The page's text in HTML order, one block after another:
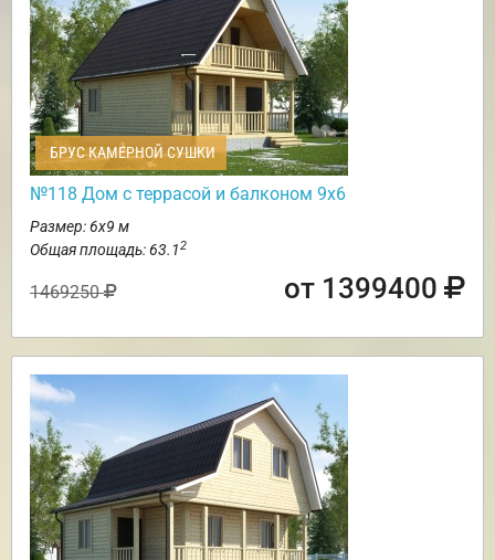
БРУС КАМЕРНОЙ СУШКИ
№118 Дом с террасой и балконом 9х6
Размер: 6х9 м
Общая площадь: 63.12
1469250 от 1399400